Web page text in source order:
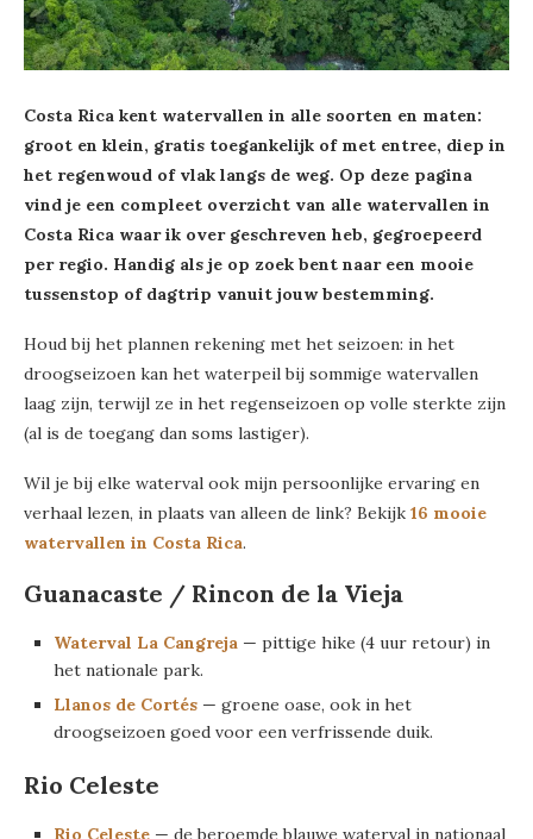
Costa Rica kent watervallen in alle soorten en maten:
groot en klein, gratis toegankelijk of met entree, diep in
het regenwoud of vlak langs de weg. Op deze pagina
vind je een compleet overzicht van alle watervallen in
Costa Rica waar ik over geschreven heb, gegroepeerd
per regio. Handig als je op zoek bent naar een mooie
tussenstop of dagtrip vanuit jouw bestemming.
Houd bij het plannen rekening met het seizoen: in het
droogseizoen kan het waterpeil bij sommige watervallen
laag zijn, terwijl ze in het regenseizoen op volle sterkte zijn
(al is de toegang dan soms lastiger).
Wil je bij elke waterval ook mijn persoonlijke ervaring en
verhaal lezen, in plaats van alleen de link? Bekijk 16 mooie
watervallen in Costa Rica.
Guanacaste / Rincon de la Vieja
Waterval La Cangreja — pittige hike (4 uur retour) in
het nationale park.
Llanos de Cortés — groene oase, ook in het
droogseizoen goed voor een verfrissende duik.
Rio Celeste
Rio Celeste — de beroemde blauwe waterval in nationaal